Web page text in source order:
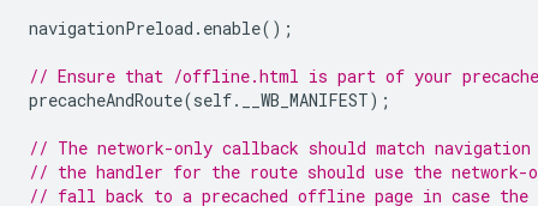
navigationPreload . enable();
// Ensure that /offline.html is part of your
precacheAndRoute(self. __WB_MANIFEST);
// The network-only callback should match navigation
// the handler for the route should use the
// fall back to a precached offline page in case